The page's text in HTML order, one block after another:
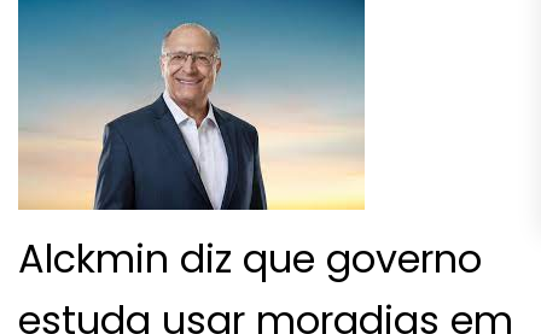
Alckmin diz que governo
estuda usar moradias em